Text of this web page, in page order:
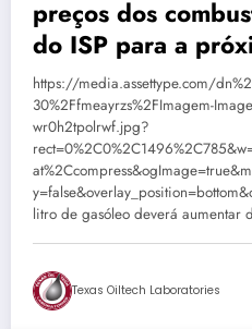
preços dos
do ISP para a
https://media.assettype.com/
30%2Ffmeayrzs%2FImagem-
wr0h2tpolrwf.jpg?
litro de gasóleo deverá aumentar
Texas Oiltech Laboratories